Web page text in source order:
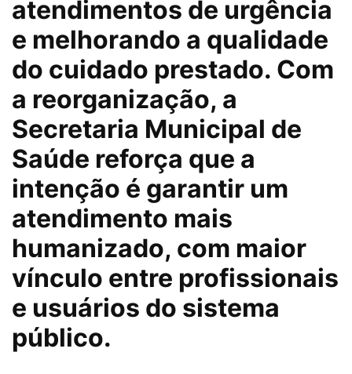
atendimentos de urgência
e melhorando a qualidade
do cuidado prestado. Com
a reorganização, a
Secretaria Municipal de
Saúde reforça que a
intenção é garantir um
atendimento mais
humanizado, com maior
vínculo entre profissionais
e usuários do sistema
público.